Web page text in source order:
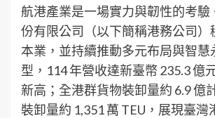
航港產業是一場實力與韌性的考驗
份有限公司（以下簡稱港務公司）
本業，並持續推動多元布局與智慧
型，114 年營收達新臺幣 235.3 億
新高；全港群貨物裝卸量約 6.9 億
裝卸量約 1,351 萬 TEU，展現臺灣